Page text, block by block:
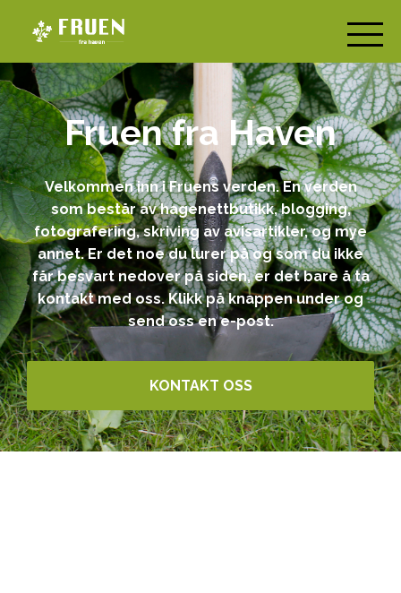
Fruen fra Haven
Velkommen inn i Fruens verden. En verden
som består av hagenettbutikk, blogging,
fotografering, skriving av avisartikler, og mye
annet. Er det noe du lurer på og som du ikke
får besvart nedover på siden, er det bare å ta
kontakt med oss. Klikk på knappen under og
send oss en e-post.
KONTAKT OSS